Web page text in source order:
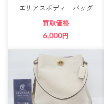
エリアスボディーバッグ
買取価格
6,000円